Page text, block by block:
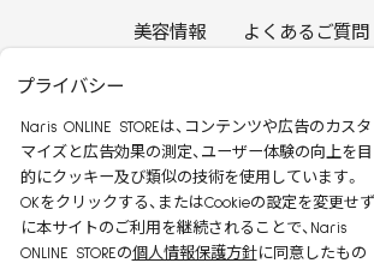
美容情報 よくあるご質問
安心して安全にご使用いただくた
特定商取引法に基づく表記
会
プライバシー
Naris ONLINE STOREは、コンテンツや広告のカスタ
マイズと広告効果の測定、ユーザー体験の向上を目
的にクッキー及び類似の技術を使用しています。
OKをクリックする、またはCookieの設定を変更せず
に本サイトのご利用を継続されることで、Naris
ONLINE STOREの個人情報保護方針に同意したもの